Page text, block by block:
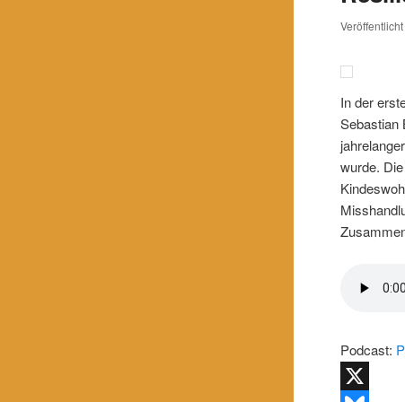
In der
Sebastian
wurde.
Podcast: